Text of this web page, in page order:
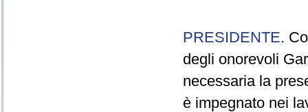
PRESIDENTE.
degli onorevoli
necessaria la
è impegnato nei